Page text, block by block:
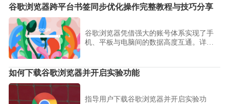
谷歌浏览器跨平台书签同步优化操作完整教程与技巧分享
谷歌浏览器凭借强大的账号体系实现了手
机、平板与电脑间的数据高度互通。详细
步骤，确保您的浏览偏好与核心网址如影
随形，打造真正闭环的高效数字化移动办
如何下载谷歌浏览器并开启实验功能
指导用户下载谷歌浏览器并开启实验功